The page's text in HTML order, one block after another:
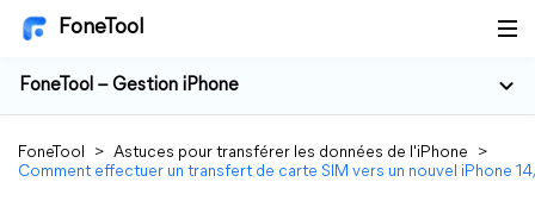
FoneTool
FoneTool – Gestion iPhone
FoneTool > Astuces pour transférer les données de l'iPhone
>
Comment effectuer un transfert de carte SIM vers un nouvel iPhone